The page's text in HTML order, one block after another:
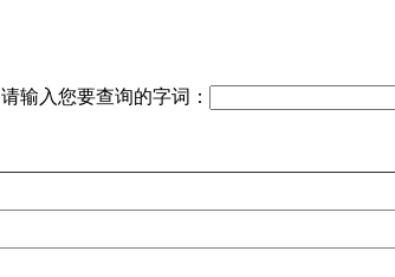
请输入您要查询的字词：